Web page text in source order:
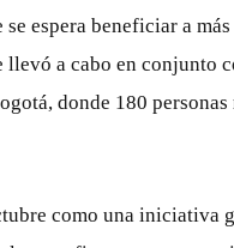
espera beneficiar a
a cabo en conjunto
donde 180
como una